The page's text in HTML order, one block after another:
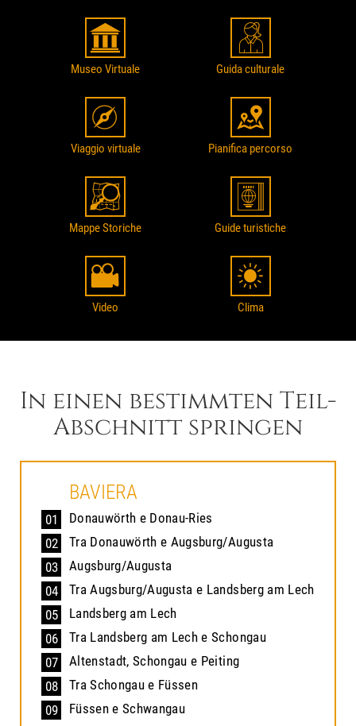
Museo Virtuale Guida culturale
Viaggio virtuale Pianifica percorso
Mappe Storiche Guide turistiche
Video Clima
In einen bestimmten Teil-
Abschnitt springen
BAVIERA
01
Donauwörth e Donau-Ries
02
Tra Donauwörth e Augsburg/Augusta
03
Augsburg/Augusta
04
Tra Augsburg/Augusta e Landsberg am Lech
05
Landsberg am Lech
06
Tra Landsberg am Lech e Schongau
07
Altenstadt, Schongau e Peiting
08
Tra Schongau e Füssen
09
Füssen e Schwangau